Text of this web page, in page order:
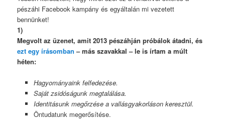
pészáhi Facebook kampány és egyáltalán mi vezetett
bennünket!
1)
Megvolt az üzenet, amit 2013 pészáhján próbálok átadni, és
ezt egy írásomban – más szavakkal – le is írtam a múlt
héten:
Hagyományaink felfedezése.
Saját zsidóságunk megtalálása.
Identitásunk megőrzése a vallásgyakorláson keresztül.
Öntudatunk megerősítése.